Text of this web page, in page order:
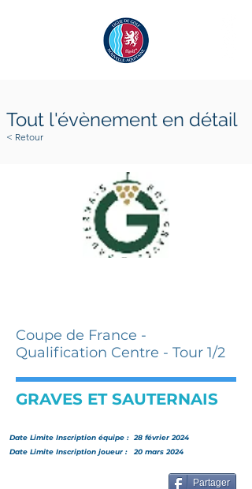
Coupe de France -
Qualification Centre - Tour 1/2
GRAVES ET SAUTERNAIS
Date Limite Inscription équipe : 28 février 2024
Date Limite Inscription joueur :
20 mars 2024
Partager
Tout l'évènement en détail
< Retour